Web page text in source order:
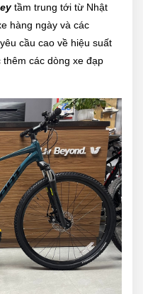
tầm trung tới từ Nhật
hàng ngày và các
cầu cao về hiệu suất
các dòng xe đạp